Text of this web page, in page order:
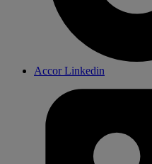
Accor Linkedin